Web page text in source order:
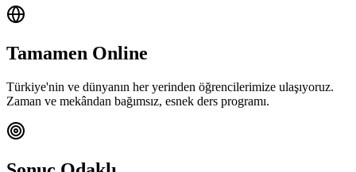
Tamamen Online
Türkiye'nin ve dünyanın her yerinden öğrencilerimize ulaşıyoruz.
Zaman ve mekândan bağımsız, esnek ders programı.